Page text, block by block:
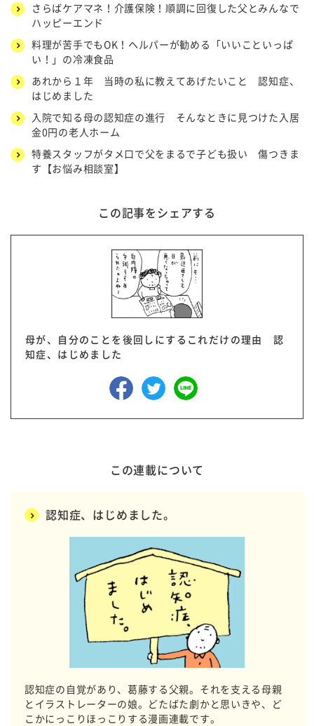
さらばケアマネ！介護保険！順調に回復した父とみんなで
ハッピーエンド
料理が苦手でもOK！ヘルパーが勧める「いいこといっぱ
い！」の冷凍食品
あれから１年 当時の私に教えてあげたいこと 認知症、
はじめました
入院で知る母の認知症の進行 そんなときに見つけた入居
金0円の老人ホーム
特養スタッフがタメ口で父をまるで子ども扱い 傷つきま
す【お悩み相談室】
この記事をシェアする
母が、自分のことを後回しにするこれだけの理由 認
知症、はじめました
この連載について
認知症、はじめました。
認知症の自覚があり、葛藤する父親。それを支える母親
とイラストレーターの娘。どたばた劇かと思いきや、ど
こかにっこりほっこりする漫画連載です。